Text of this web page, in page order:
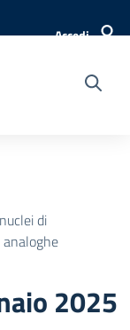
Accedi
di
2025